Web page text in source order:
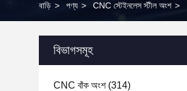
বাড়ি > পণ্য > CNC স্টেইনলেস স্টীল অংশ >
বিভাগসমূহ
CNC বাঁক অংশ(314)